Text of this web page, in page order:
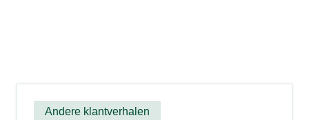
Andere klantverhalen